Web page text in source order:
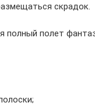
скрадок.
полный полет